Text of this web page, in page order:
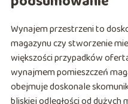
Wynajem przestrzeni to
magazynu czy stworzenie
większości przypadków
wynajmem pomieszczeń
obejmuje doskonale